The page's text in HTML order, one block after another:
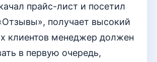
прайс-лист и посетил
получает высокий
клиентов менеджер должен
в первую очередь,